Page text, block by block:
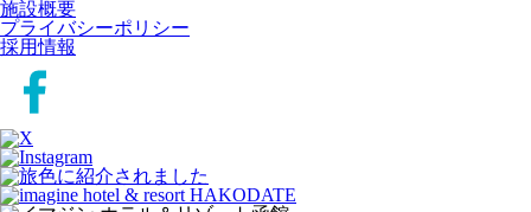
施設概要
プライバシーポリシー
採用情報